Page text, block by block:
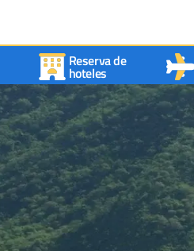
Reserva de
hoteles